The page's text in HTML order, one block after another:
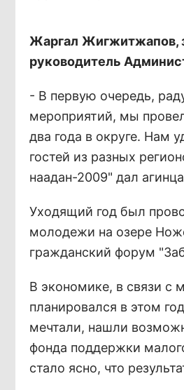
Жаргал Жигжитжапов,
руководитель
- В первую очередь,
мероприятий, мы
два года в округе. Нам
гостей из разных
наадан-2009" дал
Уходящий год был
молодежи на озере
гражданский форум
В экономике, в связи
планировался в этом
мечтали, нашли
фонда поддержки
стало ясно, что